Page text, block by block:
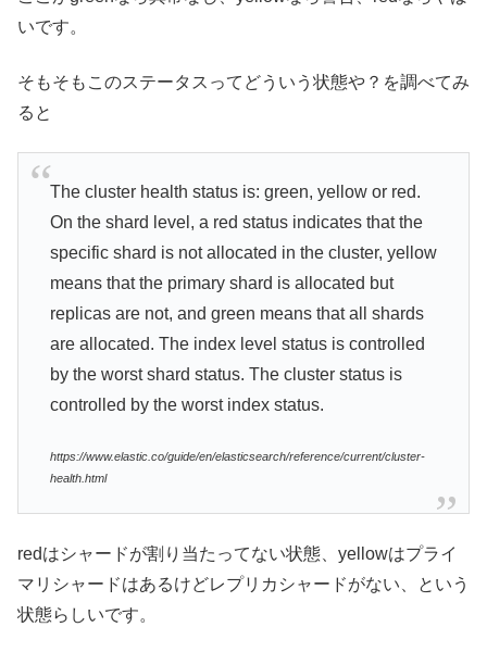
いです。
そもそもこのステータスってどういう状態や？を調べてみ
ると
The cluster health status is: green, yellow or red.
On the shard level, a red status indicates that the
specific shard is not allocated in the cluster, yellow
means that the primary shard is allocated but
replicas are not, and green means that all shards
are allocated. The index level status is controlled
by the worst shard status. The cluster status is
controlled by the worst index status.
https://www.elastic.co/guide/en/elasticsearch/reference/current/cluster-
health.html
redはシャードが割り当たってない状態、yellowはプライ
マリシャードはあるけどレプリカシャードがない、という
状態らしいです。